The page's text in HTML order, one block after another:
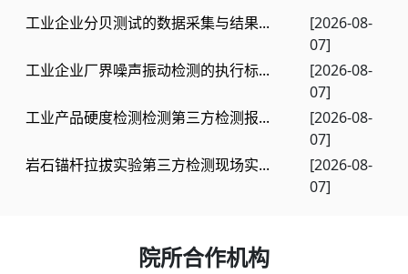
工业企业分贝测试的数据采集与结果...
[2026-08-
07]
工业企业厂界噪声振动检测的执行标...
[2026-08-
07]
工业产品硬度检测检测第三方检测报...
[2026-08-
07]
岩石锚杆拉拔实验第三方检测现场实...
[2026-08-
07]
院所合作机构